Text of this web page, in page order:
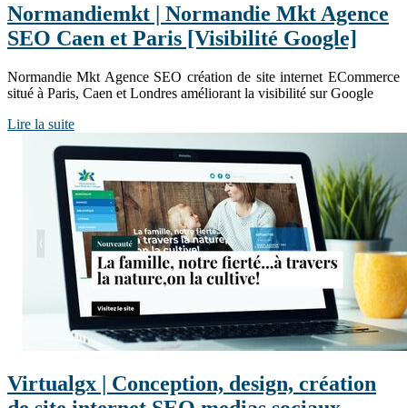
Nor­man­diemkt | Normandie Mkt Agence
SEO Caen et Paris [Visibilité Google]
Normandie Mkt Agence SEO création de site internet ECommerce
situé à Paris, Caen et Londres améliorant la visibilité sur Google
Lire la suite
Virtualgx | Conception, design, création